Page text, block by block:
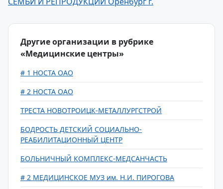
Другие организации в рубрике
«Медицинские центры»
# 1 НОСТА ОАО
# 2 НОСТА ОАО
ТРЕСТА НОВОТРОИЦК-МЕТАЛЛУРГСТРОЙ
БОДРОСТЬ ДЕТСКИЙ СОЦИАЛЬНО-
РЕАБИЛИТАЦИОННЫЙ ЦЕНТР
БОЛЬНИЧНЫЙ КОМПЛЕКС-МЕДСАНЧАСТЬ
# 2 МЕДИЦИНСКОЕ МУЗ им. Н.И. ПИРОГОВА